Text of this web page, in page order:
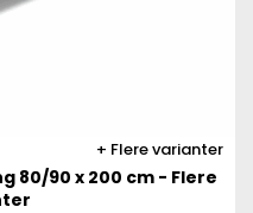
Flere varianter
80/90 x 200 cm - Flere